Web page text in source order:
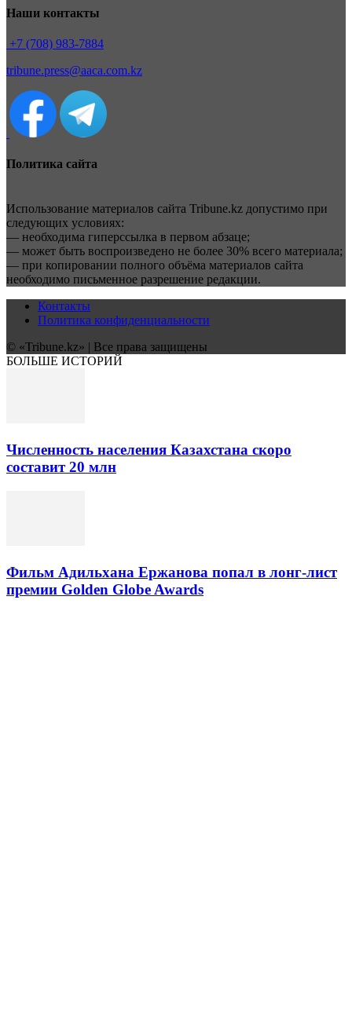
Наши контакты
+7 (708) 983-7884
tribune.press@aaca.com.kz
Политика сайта
Использование материалов сайта Tribune.kz допустимо при
следующих условиях:
— необходима гиперссылка в первом абзаце;
— может быть воспроизведено не более 30% всего материала;
— при копировании полного объёма материалов сайта
необходимо письменное разрешение редакции.
Контакты
Политика конфиденциальности
© «Tribune.kz» | Все права защищены
БОЛЬШЕ ИСТОРИЙ
Численность населения Казахстана скоро
составит 20 млн
Фильм Адильхана Ержанова попал в лонг-лист
премии Golden Globe Awards